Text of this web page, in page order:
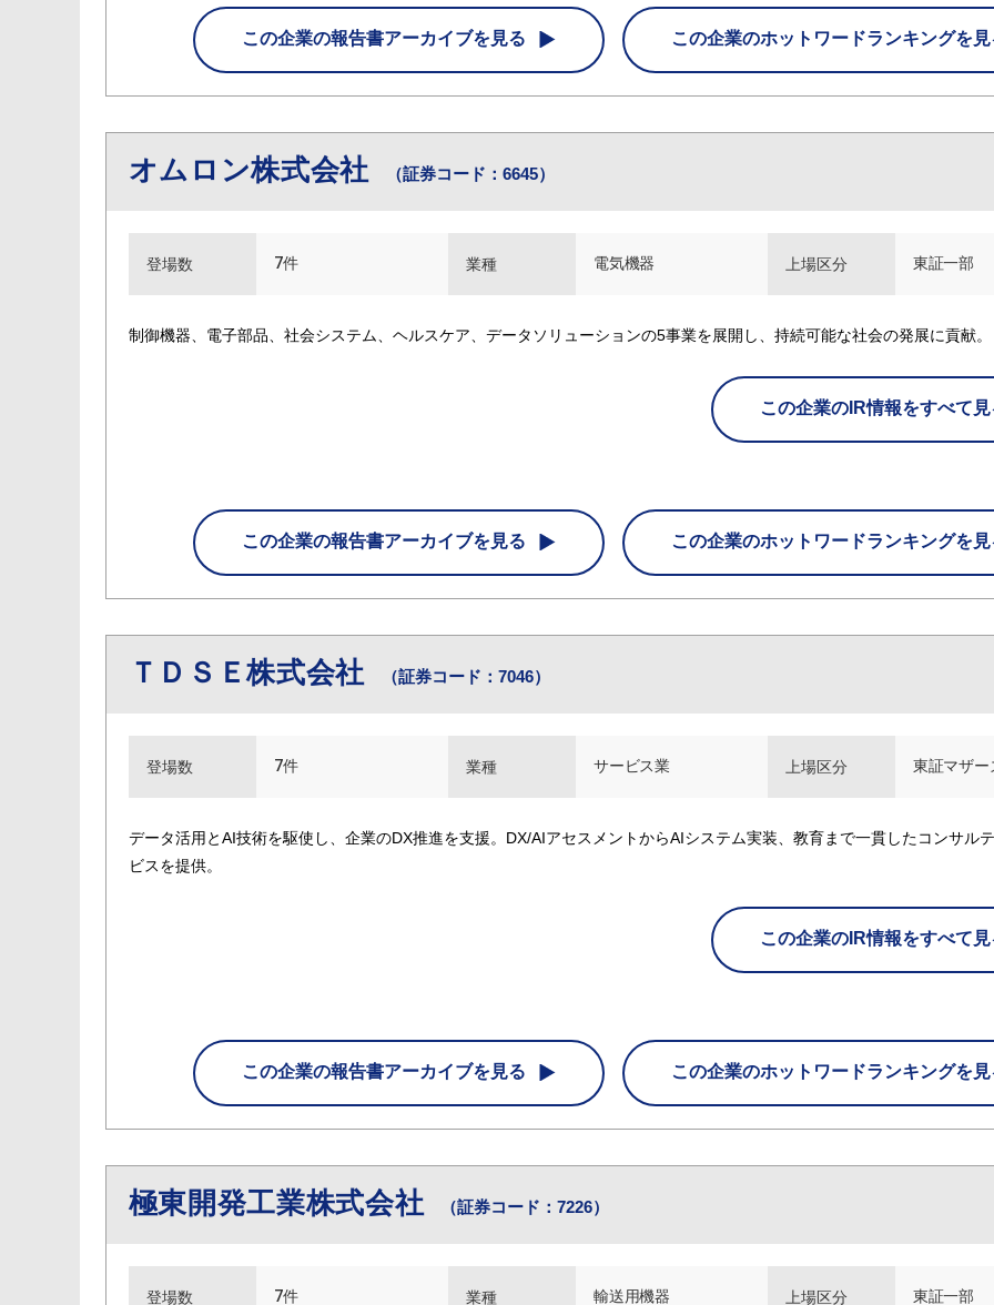
この企業の報告書アーカイブを見る この企業のホットワードランキングを見
オムロン株式会社 （証券コード：6645）
登場数 7件 業種 電気機器 上場区分 東証一部
制御機器、電子部品、社会システム、ヘルスケア、データソリューションの5事業を展開し、持続可能な社会の発展に貢献。
この企業のIR情報をすべて見
この企業の報告書アーカイブを見る この企業のホットワードランキングを見
ＴＤＳＥ株式会社 （証券コード：7046）
登場数 7件 業種 サービス業 上場区分 東証マザー
データ活用とAI技術を駆使し、企業のDX推進を支援。DX/AIアセスメントからAIシステム実装、教育まで一貫したコンサル
ビスを提供。
この企業のIR情報をすべて見
この企業の報告書アーカイブを見る この企業のホットワードランキングを見
極東開発工業株式会社 （証券コード：7226）
登場数 7件 業種 輸送用機器 上場区分 東証一部